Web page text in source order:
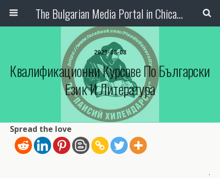
The Bulgarian Media Portal in Chicago
2025-08-08
Квалификационни Курсове По Български
Език И Литература
Spread the love
.